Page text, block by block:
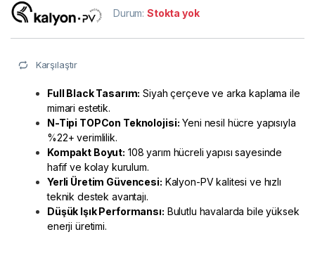
Durum:Stokta yok
Karşılaştır
Full Black Tasarım: Siyah çerçeve ve arka kaplama ile
mimari estetik.
N-Tipi TOPCon Teknolojisi: Yeni nesil hücre yapısıyla
%22+ verimlilik.
Kompakt Boyut: 108 yarım hücreli yapısı sayesinde
hafif ve kolay kurulum.
Yerli Üretim Güvencesi: Kalyon-PV kalitesi ve hızlı
teknik destek avantajı.
Düşük Işık Performansı: Bulutlu havalarda bile yüksek
enerji üretimi.